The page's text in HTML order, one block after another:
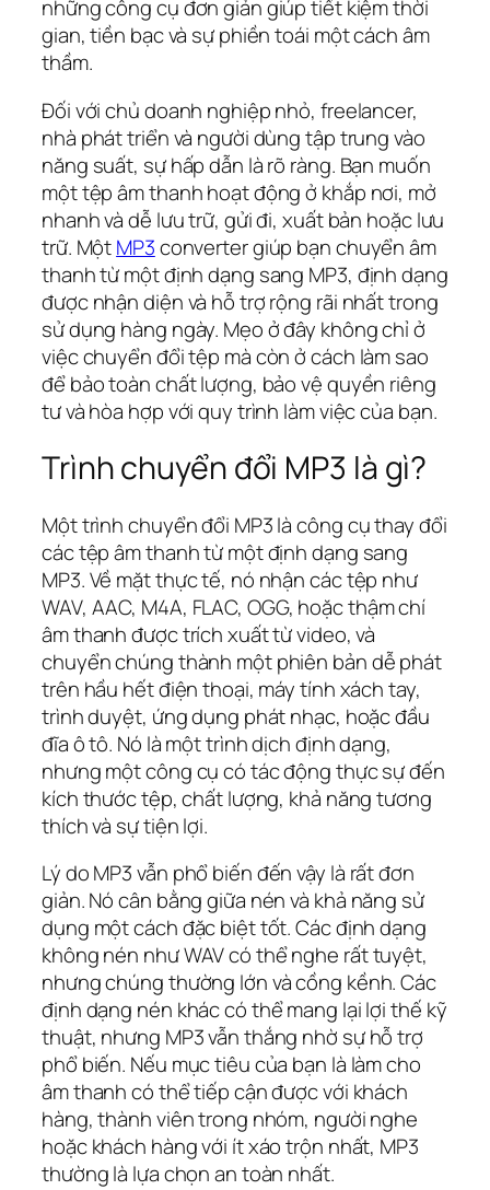
những công cụ đơn giản giúp tiết kiệm thời
gian, tiền bạc và sự phiền toái một cách âm
thầm.
Đối với chủ doanh nghiệp nhỏ, freelancer,
nhà phát triển và người dùng tập trung vào
năng suất, sự hấp dẫn là rõ ràng. Bạn muốn
một tệp âm thanh hoạt động ở khắp nơi, mở
nhanh và dễ lưu trữ, gửi đi, xuất bản hoặc lưu
trữ. MộtMP3converter giúp bạn chuyển âm
thanh từ một định dạng sang MP3, định dạng
được nhận diện và hỗ trợ rộng rãi nhất trong
sử dụng hàng ngày. Mẹo ở đây không chỉ ở
việc chuyển đổi tệp mà còn ở cách làm sao
để bảo toàn chất lượng, bảo vệ quyền riêng
tư và hòa hợp với quy trình làm việc của bạn.
Trình chuyển đổi MP3 là gì?
Một trình chuyển đổi MP3 là công cụ thay đổi
các tệp âm thanh từ một định dạng sang
MP3. Về mặt thực tế, nó nhận các tệp như
WAV, AAC, M4A, FLAC, OGG, hoặc thậm chí
âm thanh được trích xuất từ video, và
chuyển chúng thành một phiên bản dễ phát
trên hầu hết điện thoại, máy tính xách tay,
trình duyệt, ứng dụng phát nhạc, hoặc đầu
đĩa ô tô. Nó là một trình dịch định dạng,
nhưng một công cụ có tác động thực sự đến
kích thước tệp, chất lượng, khả năng tương
thích và sự tiện lợi.
Lý do MP3 vẫn phổ biến đến vậy là rất đơn
giản. Nó cân bằng giữa nén và khả năng sử
dụng một cách đặc biệt tốt. Các định dạng
không nén như WAV có thể nghe rất tuyệt,
nhưng chúng thường lớn và cồng kềnh. Các
định dạng nén khác có thể mang lại lợi thế kỹ
thuật, nhưng MP3 vẫn thắng nhờ sự hỗ trợ
phổ biến. Nếu mục tiêu của bạn là làm cho
âm thanh có thể tiếp cận được với khách
hàng, thành viên trong nhóm, người nghe
hoặc khách hàng với ít xáo trộn nhất, MP3
thường là lựa chọn an toàn nhất.